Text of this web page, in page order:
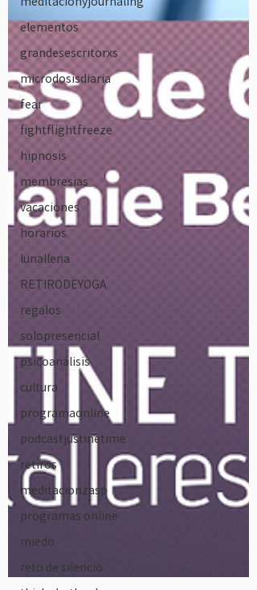
elementos
grandesescritorxs
microdosisdiaria
fear
fightflightfreeze
hipnosis
membresias
vacaciones
horarios
lunallena
RETIRODEYOGA
regalos
solopresencial
psicoanálisis
cultura
programaonline
podcastjustinetime
retiros
meditacionzasp
programas online
miedo
reto de silencio